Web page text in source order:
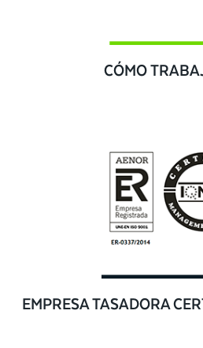
CÓMO
EMPRESA TASADORA